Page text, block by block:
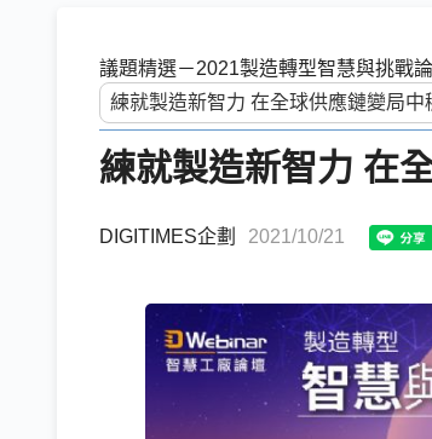
議題精選－2021製造轉型智慧與挑戰
練就製造新智力 在
DIGITIMES企劃 2021/10/21